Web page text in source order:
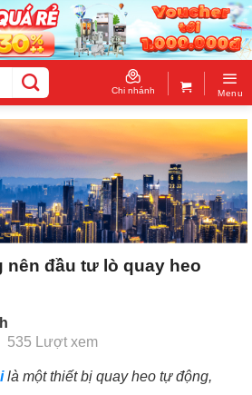
Chi nhánh Menu
nên đầu tư lò quay heo
535 Lượt xem
là một thiết bị quay heo tự động,